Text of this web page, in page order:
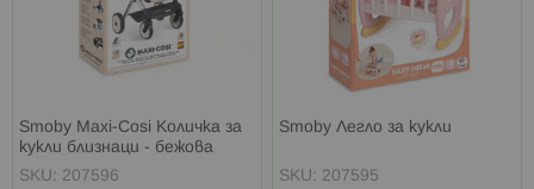
Smoby Maxi-Cosi Количка за
кукли близнаци - бежова
SKU: 207596
Smoby Легло за кукли
SKU: 207595